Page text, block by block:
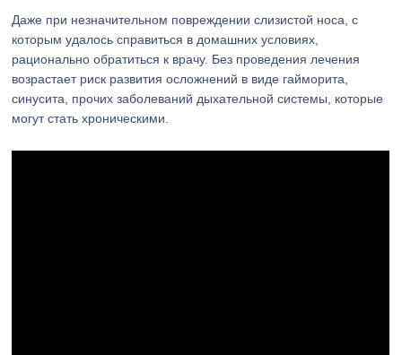
Даже при незначительном повреждении слизистой носа, с
которым удалось справиться в домашних условиях,
рационально обратиться к врачу. Без проведения лечения
возрастает риск развития осложнений в виде гайморита,
синусита, прочих заболеваний дыхательной системы, которые
могут стать хроническими.